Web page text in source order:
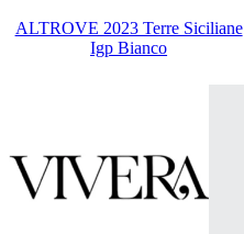
ALTROVE 2023 Terre Siciliane
Igp Bianco